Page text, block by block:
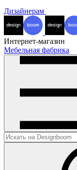
Дизайнерам
Интернет-магазин
Мебельная фабрика